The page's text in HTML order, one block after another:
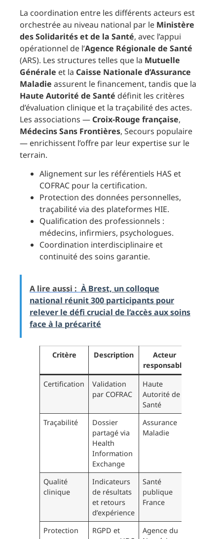
La coordination entre les différents acteurs est
orchestrée au niveau national par le Ministère
des Solidarités et de la Santé, avec l’appui
opérationnel de l’Agence Régionale de Santé
(ARS). Les structures telles que la Mutuelle
Générale et la Caisse Nationale d’Assurance
Maladie assurent le financement, tandis que la
Haute Autorité de Santé définit les critères
d’évaluation clinique et la traçabilité des actes.
Les associations — Croix-Rouge française,
Médecins Sans Frontières, Secours populaire
— enrichissent l’offre par leur expertise sur le
terrain.
Alignement sur les référentiels HAS et
COFRAC pour la certification.
Protection des données personnelles,
traçabilité via des plateformes HIE.
Qualification des professionnels :
médecins, infirmiers, psychologues.
Coordination interdisciplinaire et
continuité des soins garantie.
A lire aussi : À Brest, un colloque
national réunit 300 participants pour
relever le défi crucial de l’accès aux soins
face à la précarité
Critère Description
Acteur
responsable
Certification
Validation
par COFRAC
Haute
Autorité de
Santé
Traçabilité
Dossier
partagé via
Health
Information
Exchange
Assurance
Maladie
Qualité
clinique
Indicateurs
de résultats
et retours
d’expérience
Santé
publique
France
Protection
RGPD et
Agence du